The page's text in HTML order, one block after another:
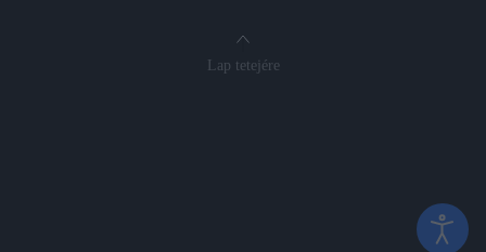
Lap tetejére